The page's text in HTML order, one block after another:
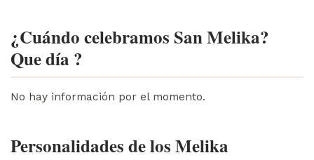
¿Cuándo celebramos San Melika?
Que día ?
No hay información por el momento.
Personalidades de los Melika